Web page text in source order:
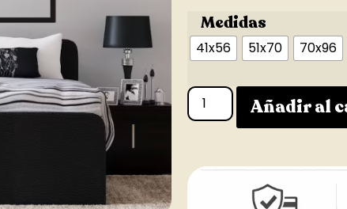
Medidas
41x56 51x70 70x96
Añadir al